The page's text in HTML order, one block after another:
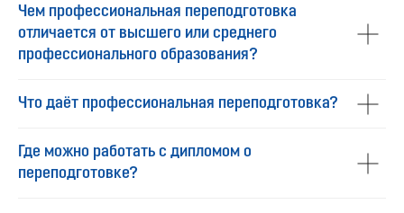
Чем профессиональная переподготовка
отличается от высшего или среднего
профессионального образования?
Что даёт профессиональная переподготовка?
Где можно работать с дипломом о
переподготовке?